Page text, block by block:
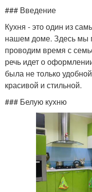
### Введение
Кухня - это один из
нашем доме. Здесь мы
проводим время с
речь идет о
была не только
красивой и стильной.
### Белую кухню